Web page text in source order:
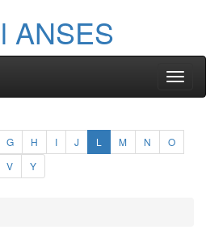
ANSES
G H I J L M N
O
V Y